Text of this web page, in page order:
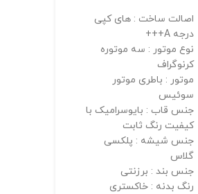
اصالت ساخت : های کپی
درجه A+++
نوع موتور : سه موتوره
کرنوگراف
موتور : باطری موتور
سوئیس
جنس قاب : بایوسرامیک با
کیفیت رنگ ثابت
جنس شیشه : پلکسی
گلاس
جنس بند : برزنتی
رنگ بدنه : خاکستری